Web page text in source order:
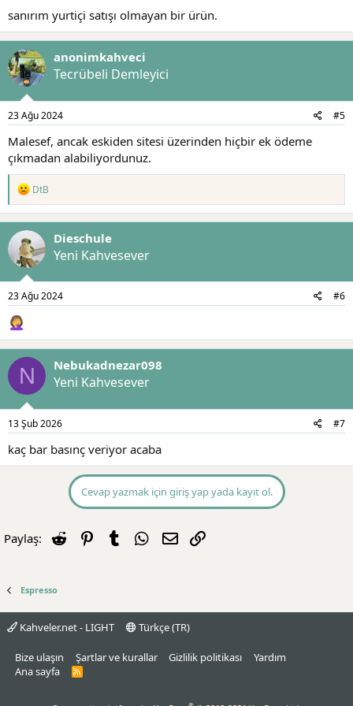
sanırım yurtiçi satışı olmayan bir ürün.
anonimkahveci
Tecrübeli Demleyici
23 Ağu 2024 #5
Malesef, ancak eskiden sitesi üzerinden hiçbir ek ödeme
çıkmadan alabiliyordunuz.
T
p
k
i
l
e
r
:
DtB
Dieschule
Yeni Kahvesever
23 Ağu 2024 #6
N Nebukadnezar098
Yeni Kahvesever
13 Şub 2026 #7
kaç bar basınç veriyor acaba
Cevap yazmak için giriş yap yada kayıt ol.
Paylaş: Reddit PinterestTumblrWhatsApp
E-posta
Espresso
Kahveler.net - LIGHT Türkçe (TR)
Bize ulaşın Şartlar ve kurallar Gizlilik politikası
Yardım
Ana sayfa
R